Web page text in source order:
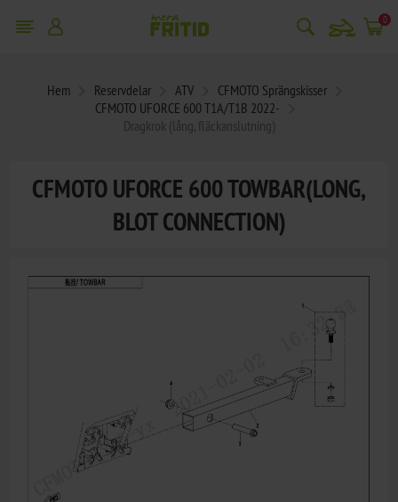
snowmobile 0
Hem Reservdelar ATV
CFMOTO Sprängskisser
CFMOTO UFORCE 600 T1A/T1B 2022-
Dragkrok (lång, fläckanslutning)
CFMOTO UFORCE 600 TOWBAR(LONG,
BLOT CONNECTION)